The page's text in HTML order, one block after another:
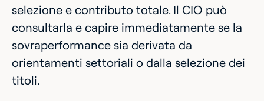
selezione e contributo totale. Il CIO può
consultarla e capire immediatamente se la
sovraperformance sia derivata da
orientamenti settoriali o dalla selezione dei
titoli.